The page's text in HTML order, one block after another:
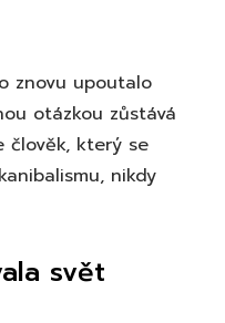
znovu upoutalo
otázkou zůstává
člověk, který se
nikdy
svět